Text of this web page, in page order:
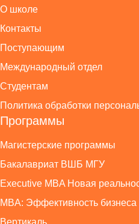
О школе
Контакты
Поступающим
Международный отдел
Студентам
Политика обработки
Программы
Магистерские программы
Бакалавриат ВШБ МГУ
Executive MBA Новая
MBA: Эффективность бизнеса
Вертикаль